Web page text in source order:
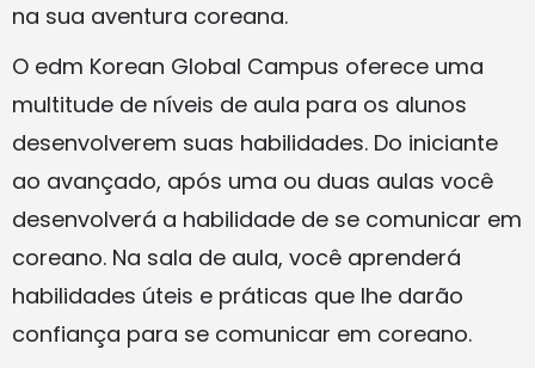
na sua aventura coreana.
O edm Korean Global Campus oferece uma
multitude de níveis de aula para os alunos
desenvolverem suas habilidades. Do iniciante
ao avançado, após uma ou duas aulas você
desenvolverá a habilidade de se comunicar em
coreano. Na sala de aula, você aprenderá
habilidades úteis e práticas que lhe darão
confiança para se comunicar em coreano.